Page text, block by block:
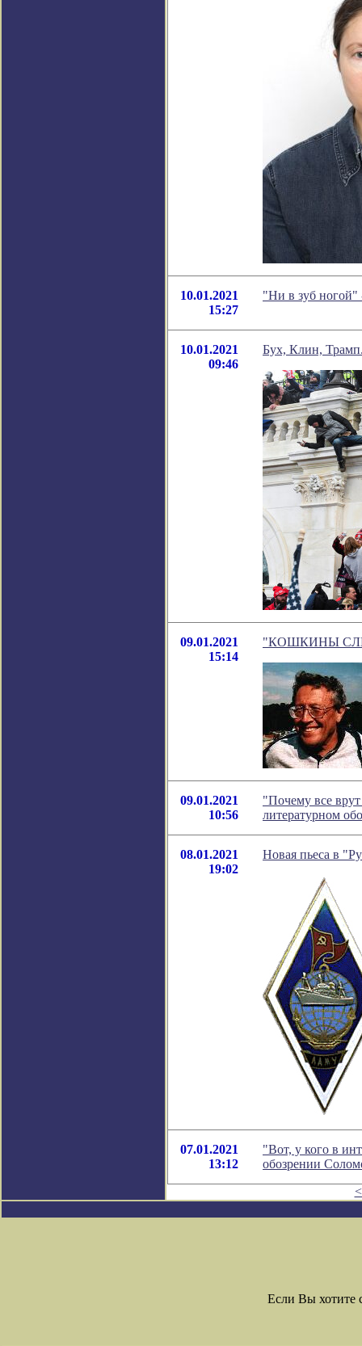
10.01.2021
15:27
"Ни в зуб ногой"
10.01.2021
09:46
Бух, Клин,
09.01.2021
15:14
"КОШКИНЫ
09.01.2021
10:56
"Почему все
литературном
08.01.2021
19:02
Новая пьеса в
07.01.2021
13:12
"Вот, у кого в
обозрении
Если Вы хотите